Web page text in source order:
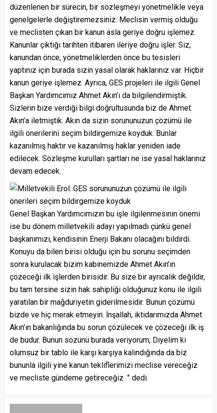
düzenlenen bir sürecin, bir sözleşmeyi yönetmelikle veya
genelgelerle değiştiremezsiniz. Meclisin vermiş olduğu
ve meclisten çıkan bir kanun asla geriye doğru işlemez.
Kanunlar çıktığı tarihten itibaren ileriye doğru işler. Siz,
kanundan önce, yönetmeliklerden önce bu tesisleri
yaptınız için burada sizin yasal olarak haklarınız var. Hiçbir
kanun geriye işlemez. Ayrıca, GES projeleri ile ilgili Genel
Başkan Yardımcımız Ahmet Akın’ı da bilgilendirmiştik.
Sizlerin bize verdiği bilgi doğrultusunda biz de Ahmet
Akın’a iletmiştik. Akın da sizin sorununuzun çözümü ile
ilgili önerilerini seçim bildirgemize koyduk. Bunlar
kazanılmış haktır ve kazanılmış haklar yeniden iade
edilecek. Sözleşme kurulları şartları ne ise yasal haklarınız
devam edecek.
Genel Başkan Yardımcımızın bu işle ilgilenmesinin önemi
ise bu dönem milletvekili adayı yapılmadı çünkü genel
başkanımızı, kendisinin Enerji Bakanı olacağını bildirdi.
Konuyu da bilen birisi olduğu için bu sorunu seçimden
sonra kurulacak bizim kabinemizde Ahmet Akın’ın
çözeceği ilk işlerden birisidir. Bu size bir ayrıcalık değildir,
bu tam tersine sizin hak sahipliği olduğunuz konu ile ilgili
yaratılan bir mağduriyetin giderilmesidir. Bunun çözümü
bizde ve hiç merak etmeyin. İnşallah, iktidarımızda Ahmet
Akın’ın bakanlığında bu sorun çözülecek ve çözeceği ilk iş
de budur. Bunun sözünü burada veriyorum, Diyelim ki
olumsuz bir tablo ile karşı karşıya kalındığında da biz
bununla ilgili yine kanun tekliflerimizi meclise vereceğiz
ve mecliste gündeme getireceğiz. ” dedi.